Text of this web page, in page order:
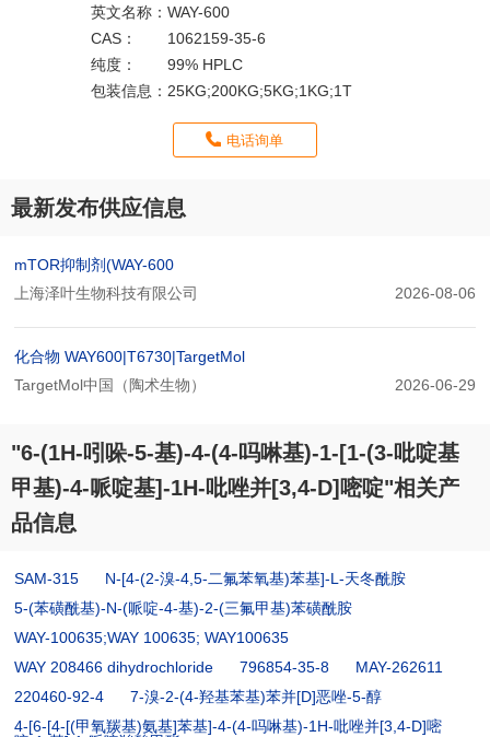
英文名称：WAY-600
CAS：
1062159-35-6
纯度：
99% HPLC
包装信息： 25KG;200KG;5KG;1KG;1T
电话询单
最新发布供应信息
mTOR抑制剂(WAY-600
上海泽叶生物科技有限公司
2026-08-06
化合物 WAY600|T6730|TargetMol
TargetMol中国（陶术生物）
2026-06-29
"6-(1H-吲哚-5-基)-4-(4-吗啉基)-1-[1-(3-吡啶基
甲基)-4-哌啶基]-1H-吡唑并[3,4-D]嘧啶"相关产
品信息
SAM-315
N-[4-(2-溴-4,5-二氟苯氧基)苯基]-L-天冬酰胺
5-(苯磺酰基)-N-(哌啶-4-基)-2-(三氟甲基)苯磺酰胺
WAY-100635;WAY 100635; WAY100635
WAY 208466 dihydrochloride
796854-35-8
MAY-262611
220460-92-4
7-溴-2-(4-羟基苯基)苯并[D]恶唑-5-醇
4-[6-[4-[(甲氧羰基)氨基]苯基]-4-(4-吗啉基)-1H-吡唑并[3,4-D]嘧